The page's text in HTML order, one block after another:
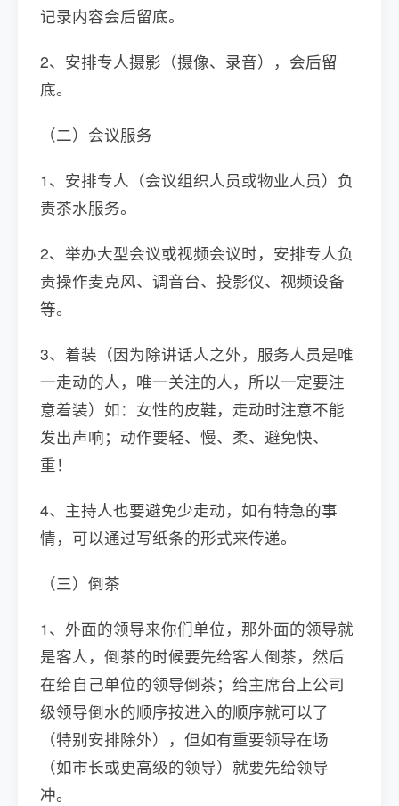
记录内容会后留底。
2、安排专人摄影（摄像、录音），会后留
底。
（二）会议服务
1、安排专人（会议组织人员或物业人员）负
责茶水服务。
2、举办大型会议或视频会议时，安排专人负
责操作麦克风、调音台、投影仪、视频设备
等。
3、着装（因为除讲话人之外，服务人员是唯
一走动的人，唯一关注的人，所以一定要注
意着装）如：女性的皮鞋，走动时注意不能
发出声响；动作要轻、慢、柔、避免快、
重！
4、主持人也要避免少走动，如有特急的事
情，可以通过写纸条的形式来传递。
（三）倒茶
1、外面的领导来你们单位，那外面的领导就
是客人，倒茶的时候要先给客人倒茶，然后
在给自己单位的领导倒茶；给主席台上公司
级领导倒水的顺序按进入的顺序就可以了
（特别安排除外），但如有重要领导在场
（如市长或更高级的领导）就要先给领导
冲。